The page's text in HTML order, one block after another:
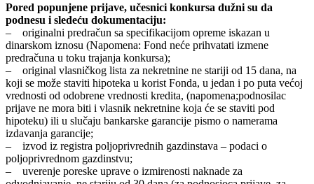
Pored popunjene prijave, učesnici konkursa dužni su da
podnesu i sledeću dokumentaciju:
– originalni predračun sa specifikacijom opreme iskazan u
dinarskom iznosu (Napomena: Fond neće prihvatati izmene
predračuna u toku trajanja konkursa);
– original vlasničkog lista za nekretnine ne stariji od 15 dana, na
koji se može staviti hipoteka u korist Fonda, u jedan i po puta većoj
vrednosti od odobrene vrednosti kredita, (napomena;podnosilac
prijave ne mora biti i vlasnik nekretnine koja će se staviti pod
hipoteku) ili u slučaju bankarske garancije pismo o namerama
izdavanja garancije;
– izvod iz registra poljoprivrednih gazdinstava – podaci o
poljoprivrednom gazdinstvu;
– uverenje poreske uprave o izmirenosti naknade za